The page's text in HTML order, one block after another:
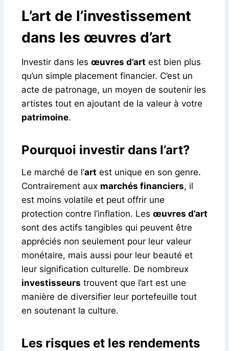
L’art de l’investissement
dans les œuvres d’art
Investir dans les œuvres d’art est bien plus
qu’un simple placement financier. C’est un
acte de patronage, un moyen de soutenir les
artistes tout en ajoutant de la valeur à votre
patrimoine.
Pourquoi investir dans l’art?
Le marché de l’art est unique en son genre.
Contrairement aux marchés financiers, il
est moins volatile et peut offrir une
protection contre l’inflation. Les œuvres d’art
sont des actifs tangibles qui peuvent être
appréciés non seulement pour leur valeur
monétaire, mais aussi pour leur beauté et
leur signification culturelle. De nombreux
investisseurs trouvent que l’art est une
manière de diversifier leur portefeuille tout
en soutenant la culture.
Les risques et les rendements